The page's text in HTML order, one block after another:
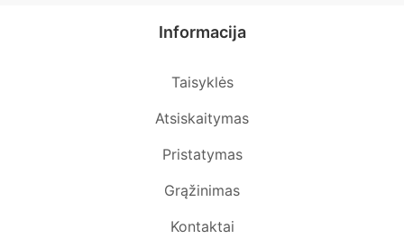
Informacija
Taisyklės
Atsiskaitymas
Pristatymas
Grąžinimas
Kontaktai